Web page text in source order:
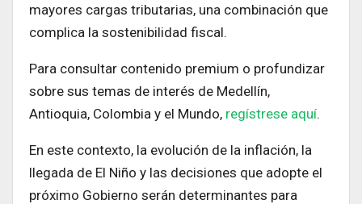
mayores cargas tributarias, una combinación que
complica la sostenibilidad fiscal.
Para consultar contenido premium o profundizar
sobre sus temas de interés de Medellín,
Antioquia, Colombia y el Mundo, regístrese aquí.
En este contexto, la evolución de la inflación, la
llegada de El Niño y las decisiones que adopte el
próximo Gobierno serán determinantes para